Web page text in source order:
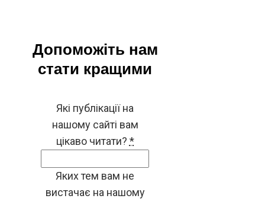
Допоможіть нам
стати кращими
Які публікації на
нашому сайті вам
цікаво читати? *
Яких тем вам не
вистачає на нашому